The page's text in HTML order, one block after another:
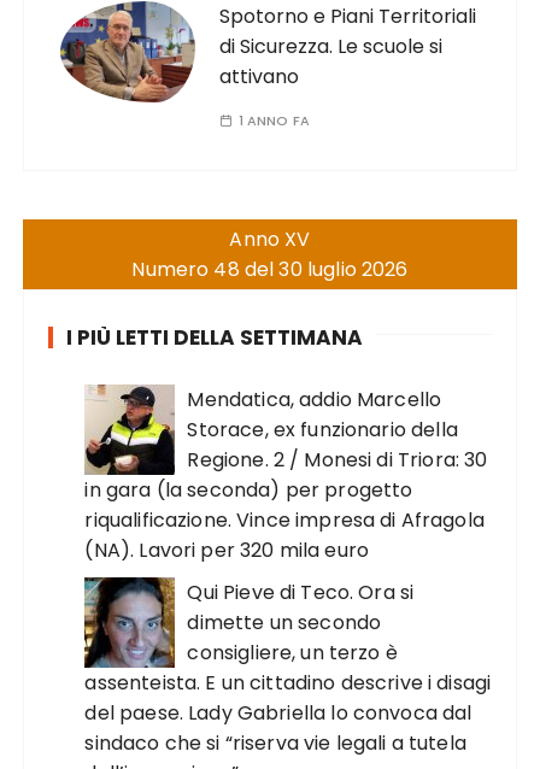
Spotorno e Piani Territoriali
di Sicurezza. Le scuole si
attivano
1 ANNO FA
Anno XV
Numero 48 del 30 luglio 2026
I PIÙ LETTI DELLA SETTIMANA
Mendatica, addio Marcello
Storace, ex funzionario della
Regione. 2 / Monesi di Triora: 30
in gara (la seconda) per progetto
riqualificazione. Vince impresa di Afragola
(NA). Lavori per 320 mila euro
Qui Pieve di Teco. Ora si
dimette un secondo
consigliere, un terzo è
assenteista. E un cittadino descrive i disagi
del paese. Lady Gabriella lo convoca dal
sindaco che si “riserva vie legali a tutela